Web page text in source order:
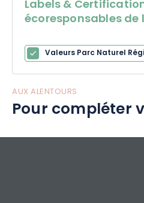
Labels &
écoresponsables
Valeurs Parc Naturel
AUX ALENTOURS
Pour compléter